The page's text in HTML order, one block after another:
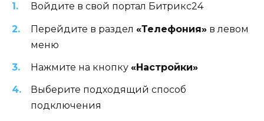
Войдите в свой портал Битрикс24
Перейдите в раздел «Телефония» в левом
меню
Нажмите на кнопку «Настройки»
Выберите подходящий способ
подключения